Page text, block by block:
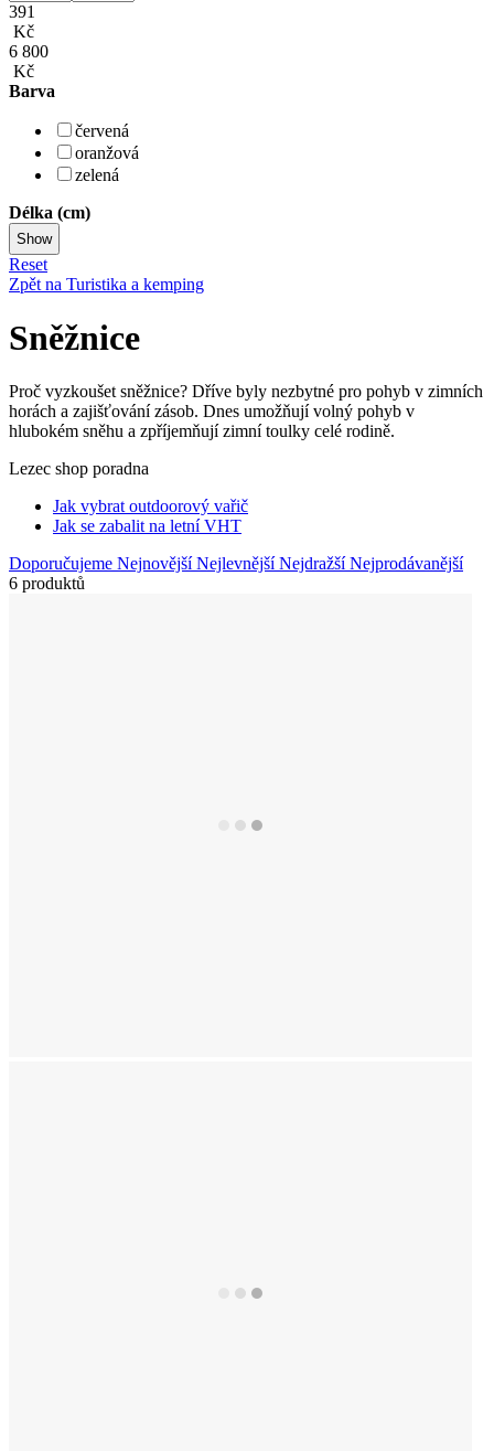
391
Kč
6 800
Kč
Barva
červená
oranžová
zelená
Délka (cm)
Reset
Zpět na Turistika a kemping
Sněžnice
Proč vyzkoušet sněžnice? Dříve byly nezbytné pro pohyb v zimních
horách a zajišťování zásob. Dnes umožňují volný pohyb v
hlubokém sněhu a zpříjemňují zimní toulky celé rodině.
Lezec shop poradna
Jak vybrat outdoorový vařič
Jak se zabalit na letní VHT
Doporučujeme NejnovějšíNejlevnějšíNejdražšíNejprodávanější
6 produktů